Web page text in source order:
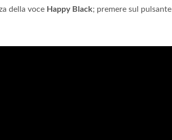
della voce Happy Black; premere sul pulsante